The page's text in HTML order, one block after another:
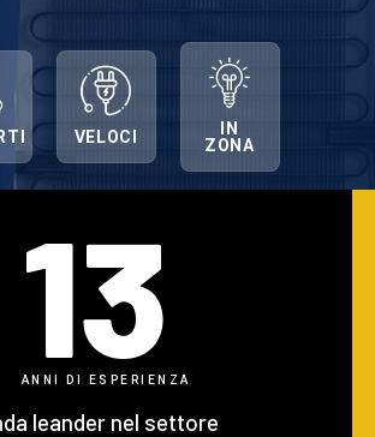
VELOCI
IN
ZONA
13
ANNI DI ESPERIENZA
leander nel settore